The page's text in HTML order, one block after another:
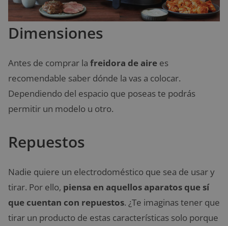
Dimensiones
Antes de comprar la freidora de aire es
recomendable saber dónde la vas a colocar.
Dependiendo del espacio que poseas te podrás
permitir un modelo u otro.
Repuestos
Nadie quiere un electrodoméstico que sea de usar y
tirar. Por ello, piensa en aquellos aparatos que sí
que cuentan con repuestos. ¿Te imaginas tener que
tirar un producto de estas características solo porque